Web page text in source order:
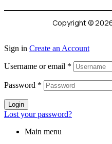
Copyright ©
Sign in Create an Account
Username or email *
Password *
Login
Lost your password?
Main menu